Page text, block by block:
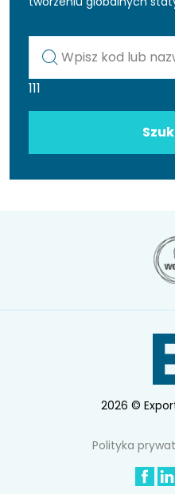
111
2026 ©
Polityka